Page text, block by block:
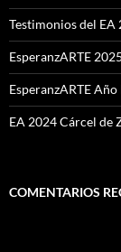
Testimonios del EA
EsperanzARTE
EsperanzARTE
EA 2024 Cárcel de
COMENTARIOS